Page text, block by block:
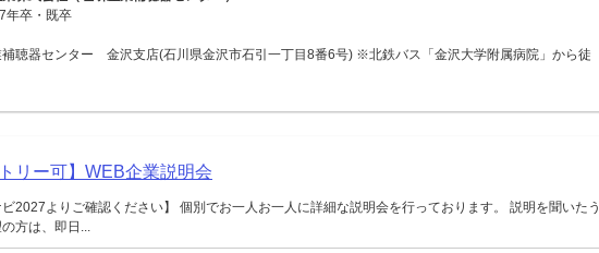
年卒・既卒
聴器センター 金沢支店(石川県金沢市石引一丁目8番6号) ※北鉄バス「金沢大学附属病院」から徒
リー可】WEB企業説明会
ビ2027よりご確認ください】 個別でお一人お一人に詳細な説明会を行っております。 説明を聞いたう
方は、即日...